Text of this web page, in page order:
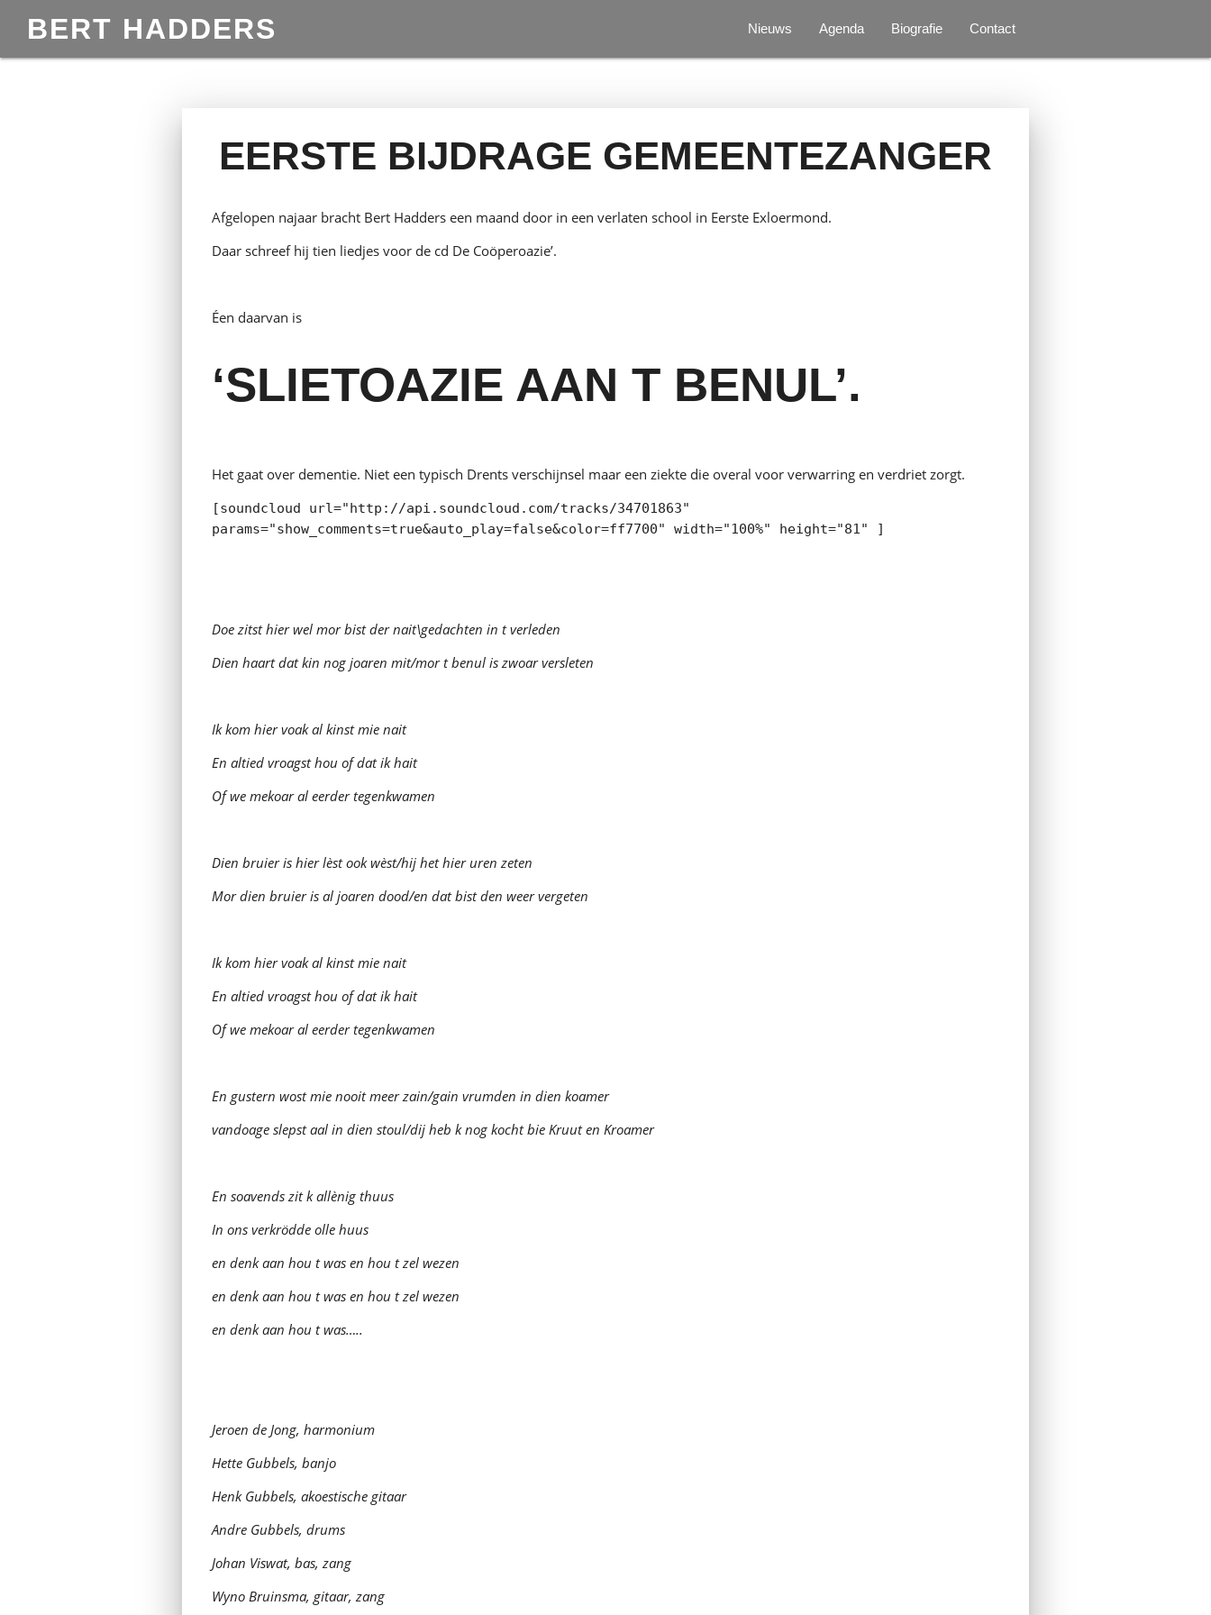
BERT HADDERS Nieuws Agenda Biografie Contact
EERSTE BIJDRAGE GEMEENTEZANGER
Afgelopen najaar bracht Bert Hadders een maand door in een verlaten school in Eerste Exloermond.
Daar schreef hij tien liedjes voor de cd De Coöperoazie’.
Éen daarvan is
‘SLIETOAZIE AAN T BENUL’.
Het gaat over dementie. Niet een typisch Drents verschijnsel maar een ziekte die overal voor verwarring en verdriet zorgt.
[soundcloud url="http://api.soundcloud.com/tracks/34701863"
params="show_comments=true&auto_play=false&color=ff7700" width="100%" height="81" ]
Doe zitst hier wel mor bist der nait\gedachten in t verleden
Dien haart dat kin nog joaren mit/mor t benul is zwoar versleten
Ik kom hier voak al kinst mie nait
En altied vroagst hou of dat ik hait
Of we mekoar al eerder tegenkwamen
Dien bruier is hier lèst ook wèst/hij het hier uren zeten
Mor dien bruier is al joaren dood/en dat bist den weer vergeten
Ik kom hier voak al kinst mie nait
En altied vroagst hou of dat ik hait
Of we mekoar al eerder tegenkwamen
En gustern wost mie nooit meer zain/gain vrumden in dien koamer
vandoage slepst aal in dien stoul/dij heb k nog kocht bie Kruut en Kroamer
En soavends zit k allènig thuus
In ons verkrödde olle huus
en denk aan hou t was en hou t zel wezen
en denk aan hou t was en hou t zel wezen
en denk aan hou t was…..
Jeroen de Jong, harmonium
Hette Gubbels, banjo
Henk Gubbels, akoestische gitaar
Andre Gubbels, drums
Johan Viswat, bas, zang
Wyno Bruinsma, gitaar, zang